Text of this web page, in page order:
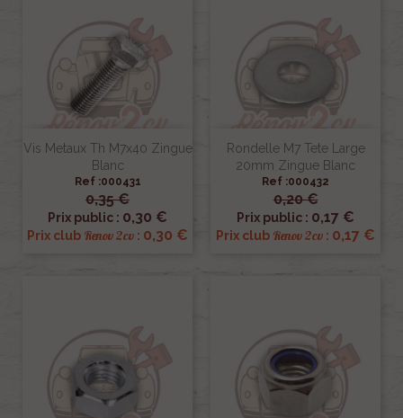
Vis Metaux Th M7x40 Zingue
Blanc
Ref :000431
0,35 €
Prix public : 0,30 €
Prix club Renov 2cv : 0,30 €
Rondelle M7 Tete Large
20mm Zingue Blanc
Ref :000432
0,20 €
Prix public : 0,17 €
Prix club Renov 2cv : 0,17 €